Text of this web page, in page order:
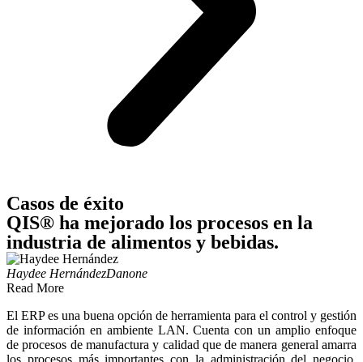
Casos de éxito
QIS® ha mejorado los procesos en la
industria de alimentos y bebidas.
Haydee HernándezDanone
Read More
El ERP es una buena opción de herramienta para el control y gestión
de información en ambiente LAN. Cuenta con un amplio enfoque
de procesos de manufactura y calidad que de manera general amarra